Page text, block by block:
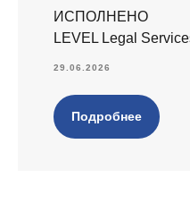
ИСПОЛНЕНО
LEVEL Legal
29.06.2026
Подробнее